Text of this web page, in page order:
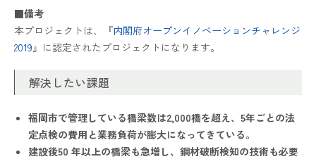
■備考
本プロジェクトは、『内閣府オープンイノベーションチャレンジ
2019』に認定されたプロジェクトになります。
解決したい課題
福岡市で管理している橋梁数は2,000橋を超え、5年ごとの法
定点検の費用と業務負荷が膨大になってきている。
建設後50 年以上の橋梁も急増し、鋼材破断検知の技術も必要